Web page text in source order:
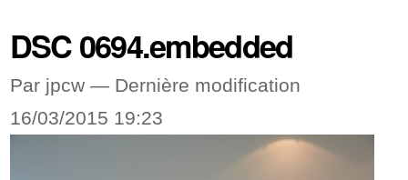
DSC 0694.embedded
Par jpcw — Dernière modification
16/03/2015 19:23